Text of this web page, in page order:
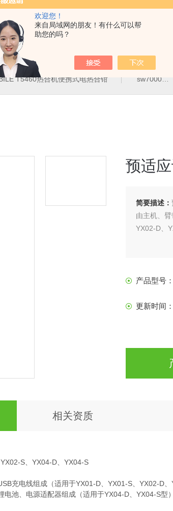
欢迎您！
来自局域网的朋友！有什么可以帮
助您的吗？
T5460热合机便携式电热合钳 sw7000医用眼科索维角膜内皮细胞计
预适
简要描述：
由主机、
YX02-D、
产品型号
更新时间：
相关资质
S、YX04-D、YX04-S
充电线组成（适用于YX01-D、YX01-S、YX02-D、
池、电源适配器组成（适用于YX04-D、YX04-S型）